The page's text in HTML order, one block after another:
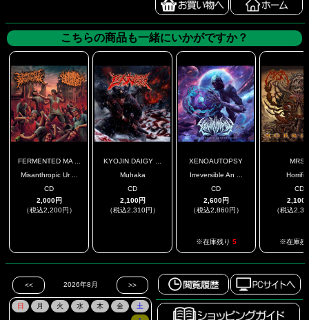
こちらの商品も一緒にいかがですか？
FERMENTED MA ...
Misanthropic Ur ...
CD
2,000円
（税込2,200円）
KYOJIN DAIGY ...
Muhaka
CD
2,100円
（税込2,310円）
XENOAUTOPSY
Irreversible An ...
CD
2,600円
（税込2,860円）
※在庫残り 5
MRSA
CD
2,100
（税込
※在庫残